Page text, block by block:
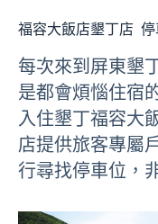
福容大飯店墾丁店 停
每次來到屏東墾
是都會煩惱住宿
入住墾丁福容大
店提供旅客專屬
行尋找停車位，